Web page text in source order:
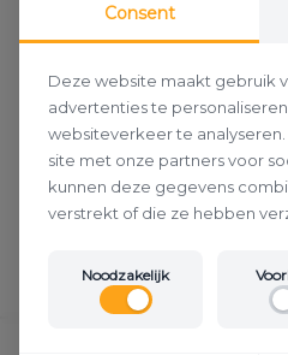
Consent
Deze website maakt gebruik
advertenties te
websiteverkeer te
site met onze partners voor
kunnen deze gegevens
verstrekt of die ze hebben
Noodzakelijk